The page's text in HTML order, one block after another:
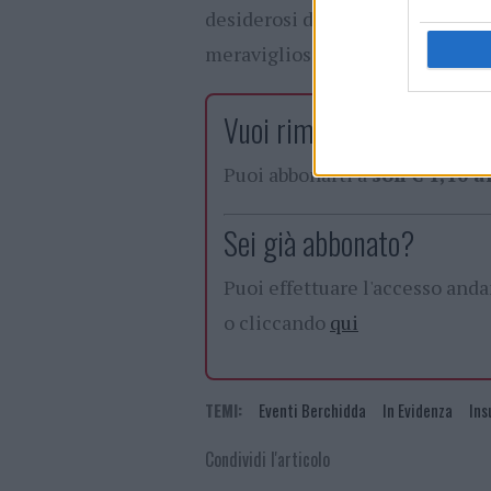
desiderosi di incontrarsi,
meravigliosi tramonti.
Vuoi rimuovere le
Puoi abbonarti asoli € 1,10
Sei già abbonato?
Puoi effettuare l'accesso
o cliccando qui
TEMI: Eventi Berchidda In Evidenza
Condividi l'articolo